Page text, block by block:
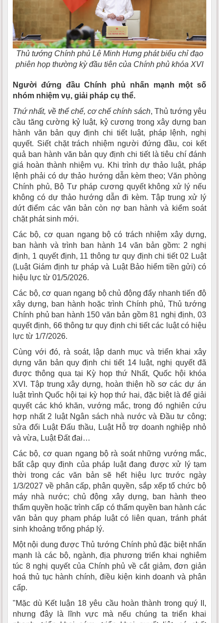
Thủ tướng Chính phủ Lê Minh Hưng phát biểu chỉ đạo
phiên họp thường kỳ đầu tiên của Chính phủ khóa XVI
Người đứng đầu Chính phủ nhấn mạnh một số
nhóm nhiệm vụ, giải pháp cụ thể.
Thứ nhất, về thể chế, cơ chế chính sách, Thủ tướng yêu
cầu tăng cường kỷ luật, kỷ cương trong xây dựng ban
hành văn bản quy định chi tiết luật, pháp lệnh, nghị
quyết. Siết chặt trách nhiệm người đứng đầu, coi kết
quả ban hành văn bản quy định chi tiết là tiêu chí đánh
giá hoàn thành nhiệm vụ. Khi trình dự thảo luật, pháp
lệnh phải có dự thảo hướng dẫn kèm theo; Văn phòng
Chính phủ, Bộ Tư pháp cương quyết không xử lý nếu
không có dự thảo hướng dẫn đi kèm. Tập trung xử lý
dứt điểm các văn bản còn nợ ban hành và kiểm soát
chặt phát sinh mới.
Các bộ, cơ quan ngang bộ có trách nhiệm xây dựng,
ban hành và trình ban hành 14 văn bản gồm: 2 nghị
định, 1 quyết định, 11 thông tư quy định chi tiết 02 Luật
(Luật Giám định tư pháp và Luật Bảo hiểm tiền gửi) có
hiệu lực từ 01/5/2026.
Các bộ, cơ quan ngang bộ chủ động đẩy nhanh tiến độ
xây dựng, ban hành hoặc trình Chính phủ, Thủ tướng
Chính phủ ban hành 150 văn bản gồm 81 nghị định, 03
quyết định, 66 thông tư quy định chi tiết các luật có hiệu
lực từ 1/7/2026.
Cùng với đó, rà soát, lập danh mục và triển khai xây
dựng văn bản quy định chi tiết 14 luật, nghị quyết đã
được thông qua tại Kỳ họp thứ Nhất, Quốc hội khóa
XVI. Tập trung xây dựng, hoàn thiện hồ sơ các dự án
luật trình Quốc hội tại kỳ họp thứ hai, đặc biệt là để giải
quyết các khó khăn, vướng mắc, trong đó nghiên cứu
hợp nhất 2 luật Ngân sách nhà nước và Đầu tư công;
sửa đổi Luật Đấu thầu, Luật Hỗ trợ doanh nghiệp nhỏ
và vừa, Luật Đất đai…
Các bộ, cơ quan ngang bộ rà soát những vướng mắc,
bất cập quy định của pháp luật đang được xử lý tạm
thời trong các văn bản sẽ hết hiệu lực trước ngày
1/3/2027 về phân cấp, phân quyền, sắp xếp tổ chức bộ
máy nhà nước; chủ động xây dựng, ban hành theo
thẩm quyền hoặc trình cấp có thẩm quyền ban hành các
văn bản quy phạm pháp luật có liên quan, tránh phát
sinh khoảng trống pháp lý.
Một nội dung được Thủ tướng Chính phủ đặc biệt nhấn
mạnh là các bộ, ngành, địa phương triển khai nghiêm
túc 8 nghị quyết của Chính phủ về cắt giảm, đơn giản
hoá thủ tục hành chính, điều kiện kinh doanh và phân
cấp.
"Mặc dù Kết luận 18 yêu cầu hoàn thành trong quý II,
nhưng đây là lĩnh vực mà nếu chúng ta triển khai